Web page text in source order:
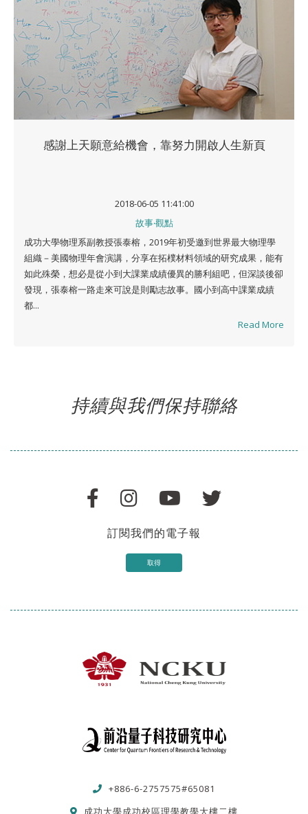
感謝上天願意給機會，靠努力開啟人生新頁
2018-06-05 11:41:00
故事‧觀點
成功大學物理系副教授張泰榕，2019年初受邀到世界最大物理學
組織－美國物理年會演講，分享在拓樸材料領域的研究成果，能有
如此殊榮，想必是從小到大課業成績優異的勝利組吧，但深談後卻
發現，張泰榕一路走來可說是則勵志故事。國小到高中課業成績
都...
Read More
持續與我們保持聯絡
訂閱我們的電子報
取得
+886-6-2757575#65081
成功大學成功校區理學教學大樓二樓